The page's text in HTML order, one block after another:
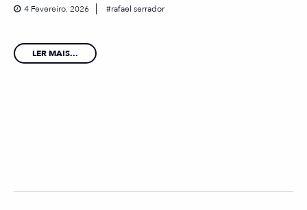
4 Fevereiro, 2026 rafael serrador
LER MAIS...